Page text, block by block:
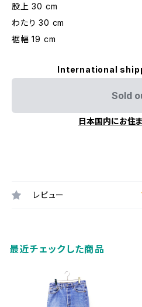
股上 30 cm
わたり 30 cm
裾幅 19 cm
International
Sold
日本国内にお住
レビュー
最近チェックした商品